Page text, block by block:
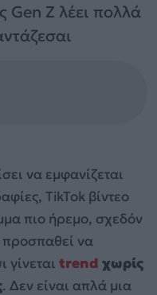
Gen Z λέει πολλά
να εμφανίζεται
TikTok βίντεο
πιο ήρεμο, σχεδόν
να
γίνεται trend χωρίς
. Δεν είναι απλά μια